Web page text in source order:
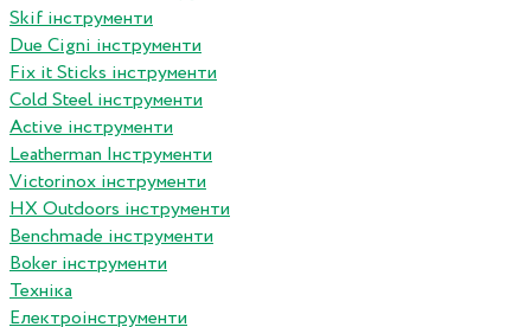
Skif інструменти
Due Cigni інструменти
Fix it Sticks інструменти
Сold Steel інструменти
Active інструменти
Leatherman Інструменти
Victorinox інструменти
HX Outdoors інструменти
Benchmade інструменти
Boker інструменти
Техніка
Електроінструменти